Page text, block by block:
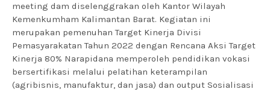
meeting dam diselenggrakan oleh Kantor Wilayah
Kemenkumham Kalimantan Barat. Kegiatan ini
merupakan pemenuhan Target Kinerja Divisi
Pemasyarakatan Tahun 2022 dengan Rencana Aksi Target
Kinerja 80% Narapidana memperoleh pendidikan vokasi
bersertifikasi melalui pelatihan keterampilan
(agribisnis, manufaktur, dan jasa) dan output Sosialisasi